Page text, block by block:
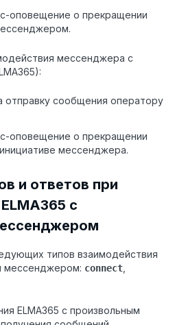
оповещение о прекращении
мессенджера с
отправку сообщения оператору
оповещение о прекращении
мессенджера.
и ответов при
с
типов взаимодействия
мессенджером: connect
ELMA365 с произвольным